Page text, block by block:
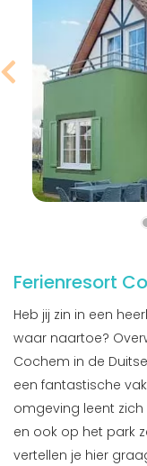
Ferienresort
Heb jij zin in een
waar naartoe?
Cochem in de
een fantastische
omgeving leent
en ook op het park
vertellen je hier